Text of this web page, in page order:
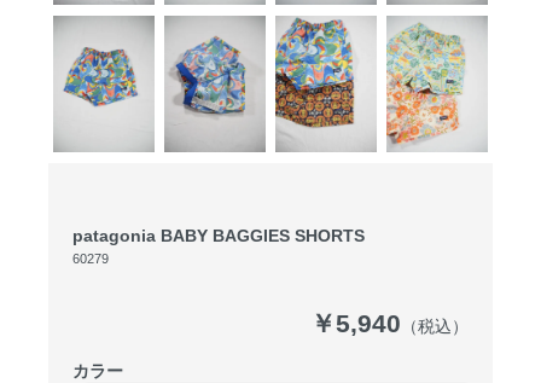
patagonia BABY BAGGIES SHORTS
60279
￥5,940 （税込）
カラー